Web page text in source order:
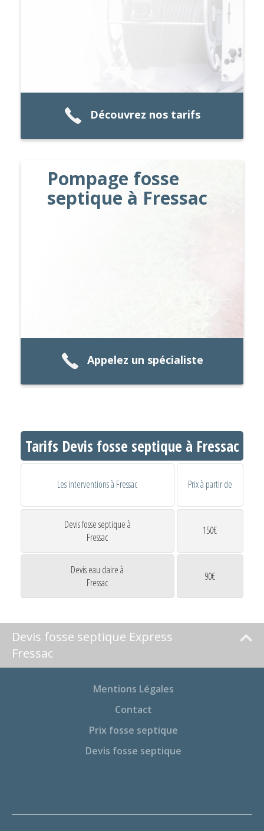
Découvrez nos tarifs
Pompage fosse
septique à Fressac
Appelez un spécialiste
Tarifs Devis fosse septique à Fressac
Les interventions à Fressac Prix à partir de
Devis fosse septique à
Fressac
150€
Devis eau claire à
Fressac
90€
Devis fosse septique Express
Fressac
Mentions Légales
Contact
Prix fosse septique
Devis fosse septique